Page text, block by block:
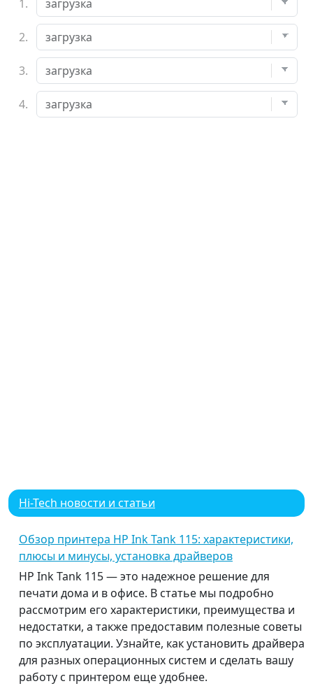
1.
2.
3.
4.
Hi-Tech новости и статьи
Обзор принтера HP Ink Tank 115: характеристики,
плюсы и минусы, установка драйверов
HP Ink Tank 115 — это надежное решение для
печати дома и в офисе. В статье мы подробно
рассмотрим его характеристики, преимущества и
недостатки, а также предоставим полезные советы
по эксплуатации. Узнайте, как установить драйвера
для разных операционных систем и сделать вашу
работу с принтером еще удобнее.